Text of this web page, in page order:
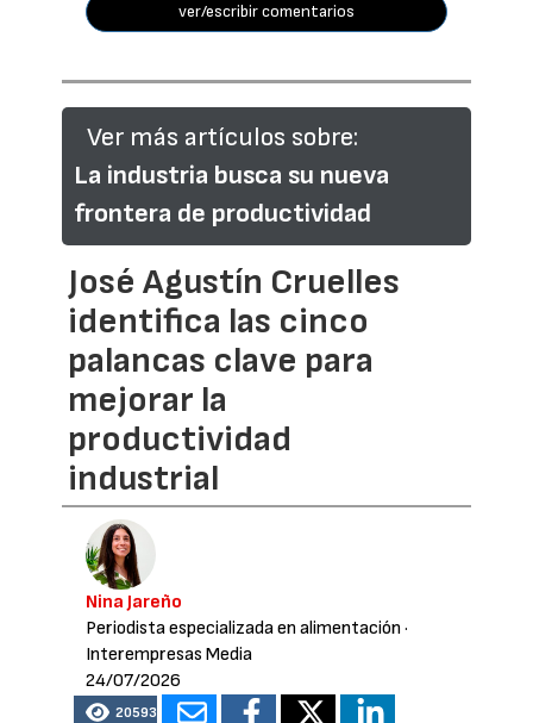
ver/escribir comentarios
Ver más artículos sobre:
La industria busca su nueva
frontera de productividad
José Agustín Cruelles
identifica las cinco
palancas clave para
mejorar la
productividad
industrial
Nina Jareño
Periodista especializada en alimentación ·
Interempresas Media
24/07/2026
20593